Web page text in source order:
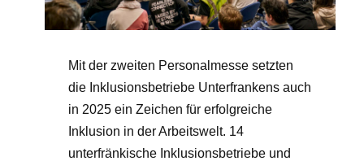
Mit der zweiten Personalmesse setzten
die Inklusionsbetriebe Unterfrankens auch
in 2025 ein Zeichen für erfolgreiche
Inklusion in der Arbeitswelt. 14
unterfränkische Inklusionsbetriebe und